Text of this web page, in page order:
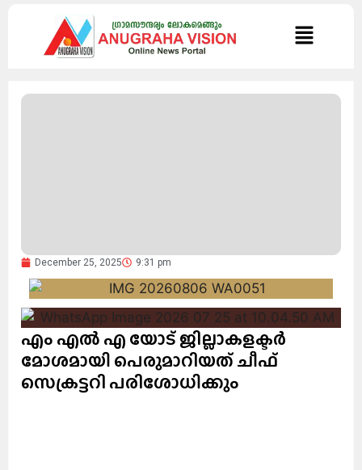
December 25, 2025 9:31 pm
എം എൽ എ യോട് ജില്ലാകളക്ടർ
മോശമായി പെരുമാറിയത് ചീഫ്
സെക്രട്ടറി പരിശോധിക്കും